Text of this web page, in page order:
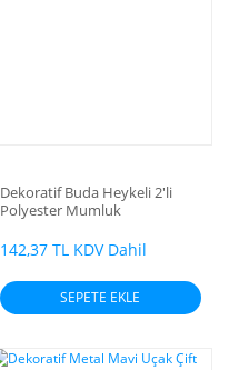
Dekoratif Buda Heykeli 2'li
Polyester Mumluk
142,37 TL KDV Dahil
SEPETE EKLE